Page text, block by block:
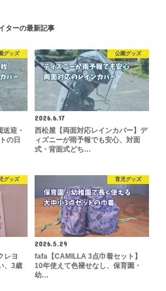
ターの最新記事
グッズ
迎・
の日
公園グッズ
2026.6.17
西松屋【両面対応レインカバー】デ
ィズニーが雨予報でも安心、対面
式・背面式どち…
グッズ
レヨ
、3歳
育児グッズ
2026.5.29
fafa【CAMILLA 3点巾着セット】
10年使えて色褪せなし、保育園・
幼…